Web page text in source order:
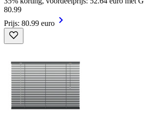
80.99
Prijs: 80.99 euro